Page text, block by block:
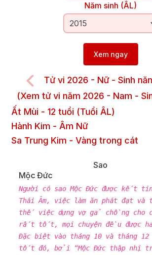
Năm sinh (ÂL)
Xem ngay
Tử vi 2026 - Nữ - Sinh
(Xem tử vi năm 2026 - Nam -
Ất Mùi - 12 tuổi (Tuổi ÂL)
Hành Kim - Âm Nữ
Sa Trung Kim - Vàng trong cát
Sao
Mộc Đức
Người có sao Mộc Đức được kết
Thái Âm, việc làm ăn phát đạt
thế việc dựng vợ gả chồng cho
rất tốt, mọi chuyện đều được
Đặc biệt vào tháng 10 và tháng
tốt đó, bởi “Mộc Đức thập nhị